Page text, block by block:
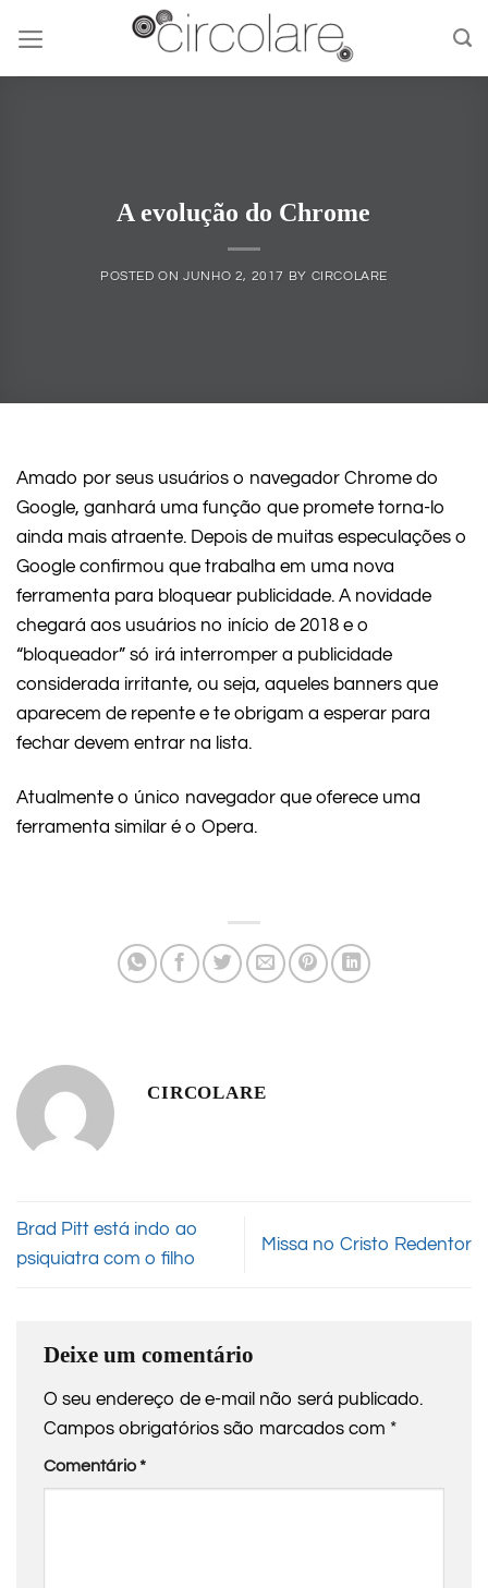
content
A evolução do Chrome
POSTED ONJUNHO 2, 2017 BY CIRCOLARE
Amado por seus usuários o navegador Chrome do
Google, ganhará uma função que promete torna-lo
ainda mais atraente. Depois de muitas especulações o
Google confirmou que trabalha em uma nova
ferramenta para bloquear publicidade. A novidade
chegará aos usuários no início de 2018 e o
“bloqueador” só irá interromper a publicidade
considerada irritante, ou seja, aqueles banners que
aparecem de repente e te obrigam a esperar para
fechar devem entrar na lista.
Atualmente o único navegador que oferece uma
ferramenta similar é o Opera.
CIRCOLARE
Brad Pitt está indo ao
psiquiatra com o filho
Missa no Cristo Redentor
Deixe um comentário
O seu endereço de e-mail não será publicado.
Campos obrigatórios são marcados com *
Comentário*